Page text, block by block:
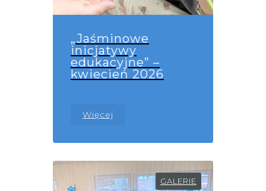
„Jaśminowe
inicjatywy
edukacyjne” –
kwiecień 2026
Więcej
GALERIE